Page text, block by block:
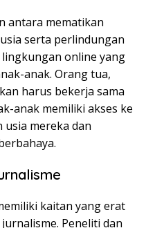
antara mematikan
serta perlindungan
online yang
anak. Orang tua,
harus bekerja sama
anak memiliki akses ke
usia mereka dan
kaitan yang erat
Peneliti dan